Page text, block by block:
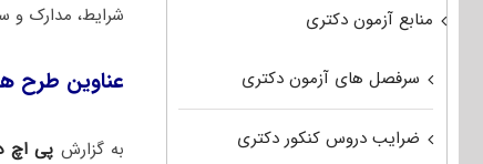
شرایط، مدارک و
عناوین طرح های
به گزارش پی
منابع آزمون دکتری
سرفصل های آزمون دکتری
ضرایب دروس کنکور دکتری